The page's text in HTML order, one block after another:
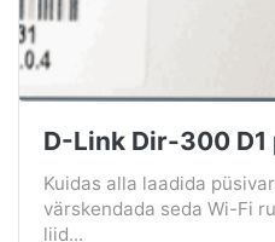
D-Link Dir-300 D1
Kuidas alla laadida
värskendada seda Wi-Fi
liid...